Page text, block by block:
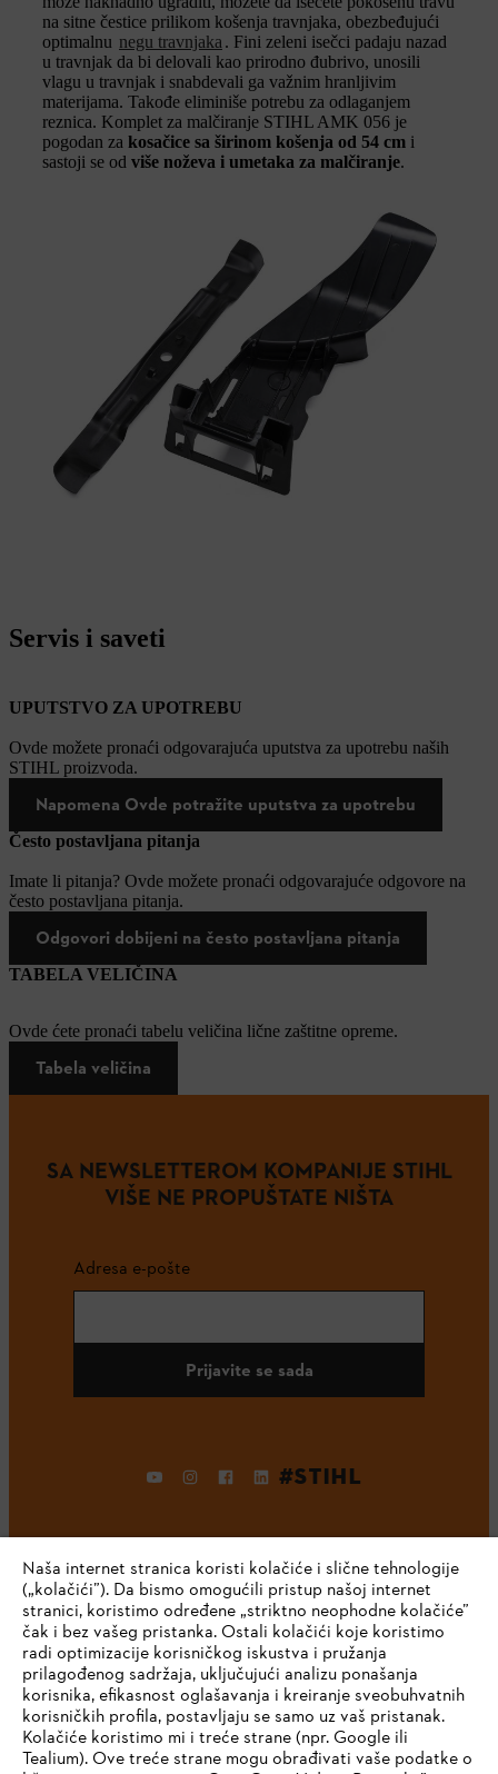
na sitne čestice prilikom košenja travnjaka, obezbeđujući
optimalnu negu travnjaka . Fini zeleni isečci padaju nazad
u travnjak da bi delovali kao prirodno đubrivo, unosili
vlagu u travnjak i snabdevali ga važnim hranljivim
materijama. Takođe eliminiše potrebu za odlaganjem
reznica. Komplet za malčiranje STIHL AMK 056 je
pogodan za kosačice sa širinom košenja od 54 cm i
sastoji se od više noževa i umetaka za malčiranje.
Servis i saveti
UPUTSTVO ZA UPOTREBU
Ovde možete pronaći odgovarajuća uputstva za upotrebu naših
STIHL proizvoda.
Napomena Ovde potražite uputstva za upotrebu
Često postavljana pitanja
Imate li pitanja? Ovde možete pronaći odgovarajuće odgovore na
često postavljana pitanja.
Odgovori dobijeni na često postavljana pitanja
TABELA VELIČINA
Ovde ćete pronaći tabelu veličina lične zaštitne opreme.
Tabela veličina
SA NEWSLETTEROM KOMPANIJE STIHL
VIŠE NE PROPUŠTATE NIŠTA
Adresa e-pošte
Prijavite se sada
#STIHL
Kompanija
STIHL FAQ
Naša internet stranica koristi kolačiće i slične tehnologije
(„kolačići”). Da bismo omogućili pristup našoj internet
stranici, koristimo određene „striktno neophodne kolačiće”
čak i bez vašeg pristanka. Ostali kolačići koje koristimo
radi optimizacije korisničkog iskustva i pružanja
prilagođenog sadržaja, uključujući analizu ponašanja
korisnika, efikasnost oglašavanja i kreiranje sveobuhvatnih
korisničkih profila, postavljaju se samo uz vaš pristanak.
Kolačiće koristimo mi i treće strane (npr. Google ili
Tealium). Ove treće strane mogu obrađivati vaše podatke o